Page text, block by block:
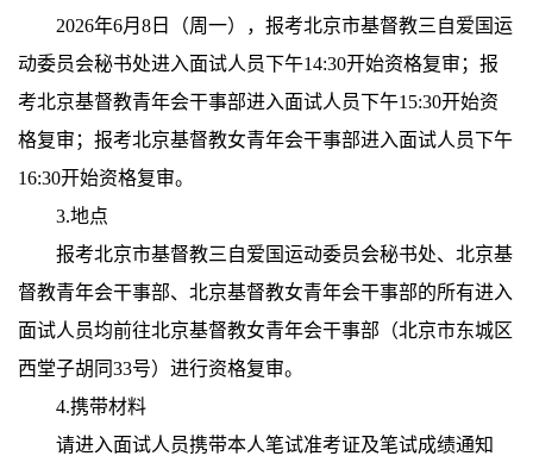
2026年6月8日（周一），报考北京市基督教三自爱国运
动委员会秘书处进入面试人员下午14:30开始资格复审；报
考北京基督教青年会干事部进入面试人员下午15:30开始资
格复审；报考北京基督教女青年会干事部进入面试人员下午
16:30开始资格复审。
3.地点
报考北京市基督教三自爱国运动委员会秘书处、北京基
督教青年会干事部、北京基督教女青年会干事部的所有进入
面试人员均前往北京基督教女青年会干事部（北京市东城区
西堂子胡同33号）进行资格复审。
4.携带材料
请进入面试人员携带本人笔试准考证及笔试成绩通知